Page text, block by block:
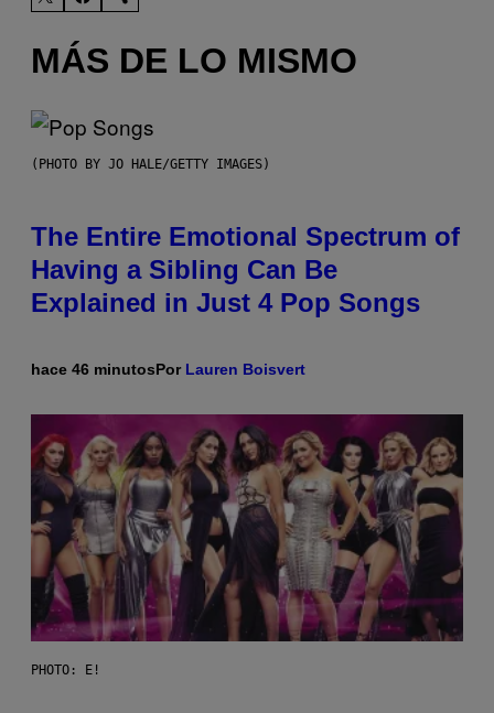
MÁS DE LO MISMO
(PHOTO BY JO HALE/GETTY IMAGES)
The Entire Emotional Spectrum of
Having a Sibling Can Be
Explained in Just 4 Pop Songs
hace 46 minutosPor Lauren Boisvert
PHOTO: E!